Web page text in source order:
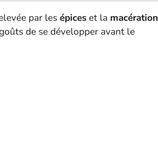
par lesépices et la macération
de se développer avant le